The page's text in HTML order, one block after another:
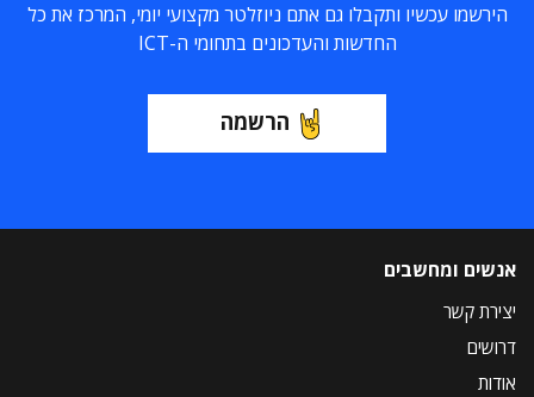
הירשמו עכשיו ותקבלו גם אתם ניוזלטר מקצועי יומי, המרכז את כל
החדשות והעדכונים בתחומי ה-ICT
הרשמה
אנשים ומחשבים
יצירת קשר
דרושים
אודות